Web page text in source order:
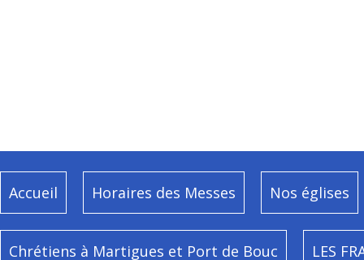
Accueil Horaires des Messes Nos églises
Chrétiens à Martigues et Port de Bouc LES